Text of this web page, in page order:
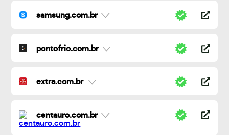
samsung.com.br
pontofrio.com.br
extra.com.br
centauro.com.br